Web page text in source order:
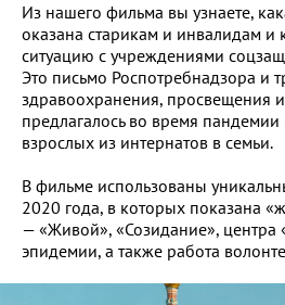
Из нашего фильма вы узнаете,
оказана старикам и инвалидам и
ситуацию с учреждениями
Это письмо Роспотребнадзора и
здравоохранения, просвещения
предлагалось во время пандемии
взрослых из интернатов в семьи.
В фильме использованы
2020 года, в которых показана
— «Живой», «Созидание», центра
эпидемии, а также работа